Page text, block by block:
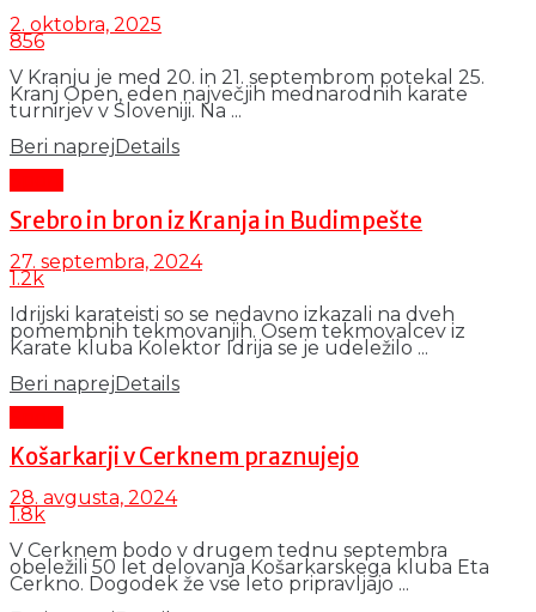
2. oktobra, 2025
856
V Kranju je med 20. in 21. septembrom potekal 25.
Kranj Open, eden največjih mednarodnih karate
turnirjev v Sloveniji. Na ...
Beri naprej Details
Srebro in bron iz Kranja in Budimpešte
27. septembra, 2024
1.2k
Idrijski karateisti so se nedavno izkazali na dveh
pomembnih tekmovanjih. Osem tekmovalcev iz
Karate kluba Kolektor Idrija se je udeležilo ...
Beri naprejDetails
Košarkarji v Cerknem praznujejo
28. avgusta, 2024
1.8k
V Cerknem bodo v drugem tednu septembra
obeležili 50 let delovanja Košarkarskega kluba Eta
Cerkno. Dogodek že vse leto pripravljajo ...